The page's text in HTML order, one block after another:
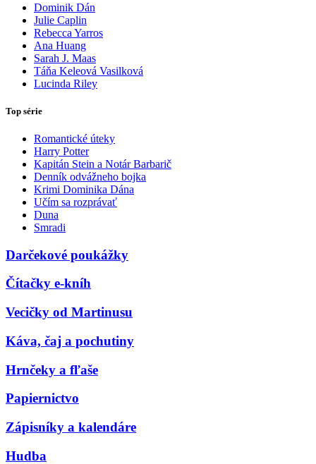
Dominik Dán
Julie Caplin
Rebecca Yarros
Ana Huang
Sarah J. Maas
Táňa Keleová Vasilková
Lucinda Riley
Top série
Romantické úteky
Harry Potter
Kapitán Stein a Notár Barbarič
Denník odvážneho bojka
Krimi Dominika Dána
Učím sa rozprávať
Duna
Smradi
Darčekové poukážky
Čítačky e-kníh
Vecičky od Martinusu
Káva, čaj a pochutiny
Hrnčeky a fľaše
Papiernictvo
Zápisníky a kalendáre
Hudba